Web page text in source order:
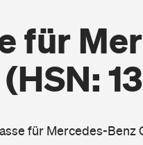
für
(HSN:
für Mercedes-Benz